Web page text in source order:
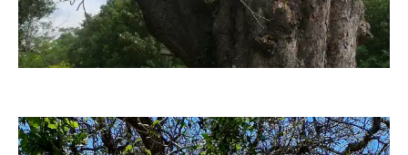
Pusteblume25